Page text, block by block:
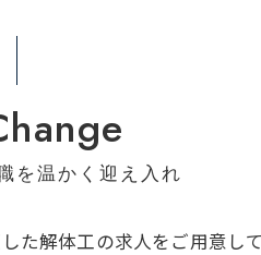
を温かく迎え入れ
解体工の求人をご用意し